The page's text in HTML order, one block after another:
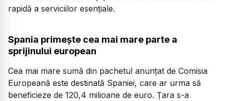
rapidă a serviciilor esențiale.
Spania primește cea mai mare parte a
sprijinului european
Cea mai mare sumă din pachetul anunțat de Comisia
Europeană este destinată Spaniei, care ar urma să
beneficieze de 120,4 milioane de euro. Țara s-a